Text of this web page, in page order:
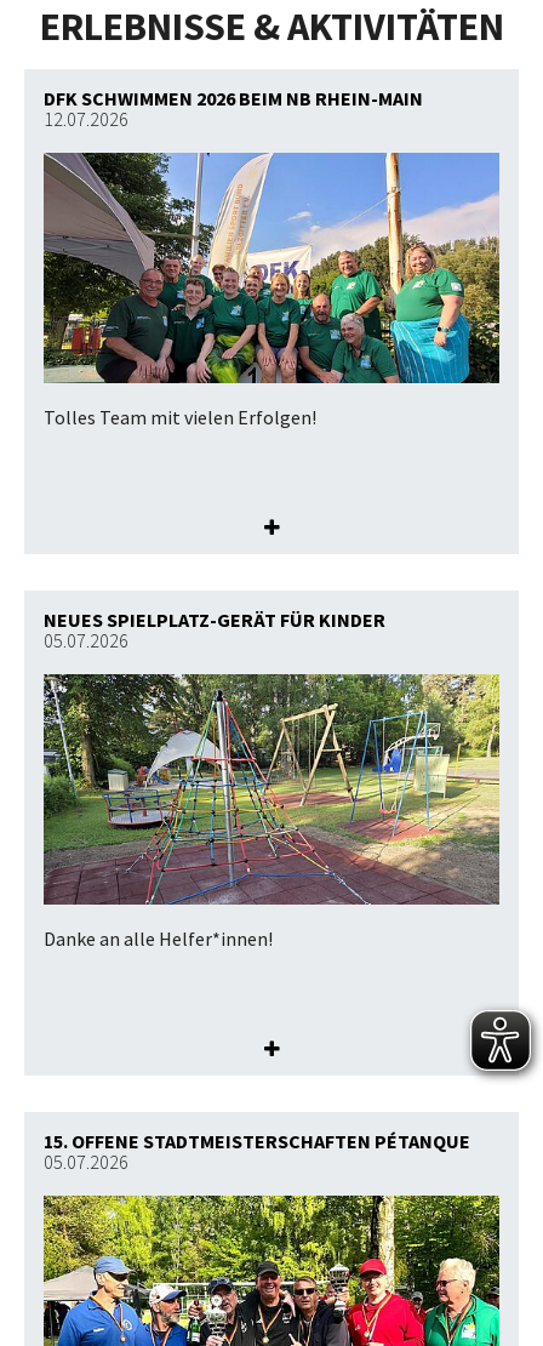
ERLEBNISSE & AKTIVITÄTEN
DFK SCHWIMMEN 2026 BEIM NB RHEIN-MAIN
12.07.2026
Tolles Team mit vielen Erfolgen!
NEUES SPIELPLATZ-GERÄT FÜR KINDER
05.07.2026
Danke an alle Helfer*innen!
15. OFFENE STADTMEISTERSCHAFTEN PÉTANQUE
05.07.2026